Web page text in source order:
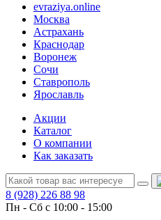
evraziya.online
Москва
Астрахань
Краснодар
Воронеж
Сочи
Ставрополь
Ярославль
Акции
Каталог
О компании
Как заказать
8 (928) 226 88 98
Пн - Сб с 10:00 - 15:00